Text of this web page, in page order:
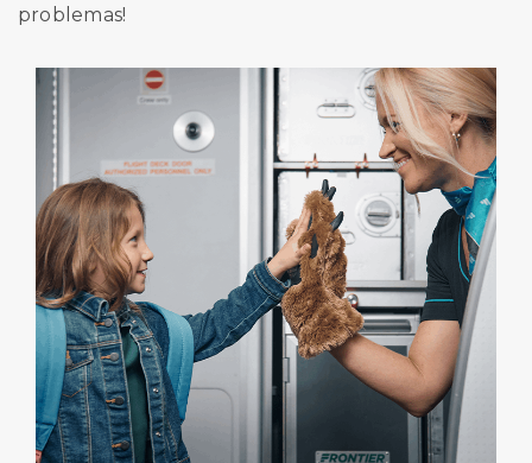
problemas!